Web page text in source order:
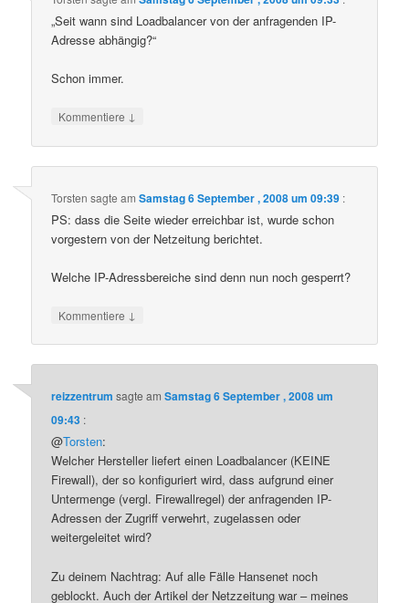
„Seit wann sind Loadbalancer von der anfragenden IP-
Adresse abhängig?“
Schon immer.
Kommentiere ↓
Torsten sagte amSamstag 6 September , 2008 um 09:39 :
PS: dass die Seite wieder erreichbar ist, wurde schon
vorgestern von der Netzeitung berichtet.
Welche IP-Adressbereiche sind denn nun noch gesperrt?
Kommentiere ↓
reizzentrum sagte amSamstag 6 September , 2008 um
09:43 :
@Torsten:
Welcher Hersteller liefert einen Loadbalancer (KEINE
Firewall), der so konfiguriert wird, dass aufgrund einer
Untermenge (vergl. Firewallregel) der anfragenden IP-
Adressen der Zugriff verwehrt, zugelassen oder
weitergeleitet wird?
Zu deinem Nachtrag: Auf alle Fälle Hansenet noch
geblockt. Auch der Artikel der Netzzeitung war – meines